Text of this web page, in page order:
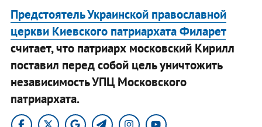
Предстоятель Украинской православной
церкви Киевского патриархата Филарет
считает, что патриарх московский Кирилл
поставил перед собой цель уничтожить
независимость УПЦ Московского
патриархата.